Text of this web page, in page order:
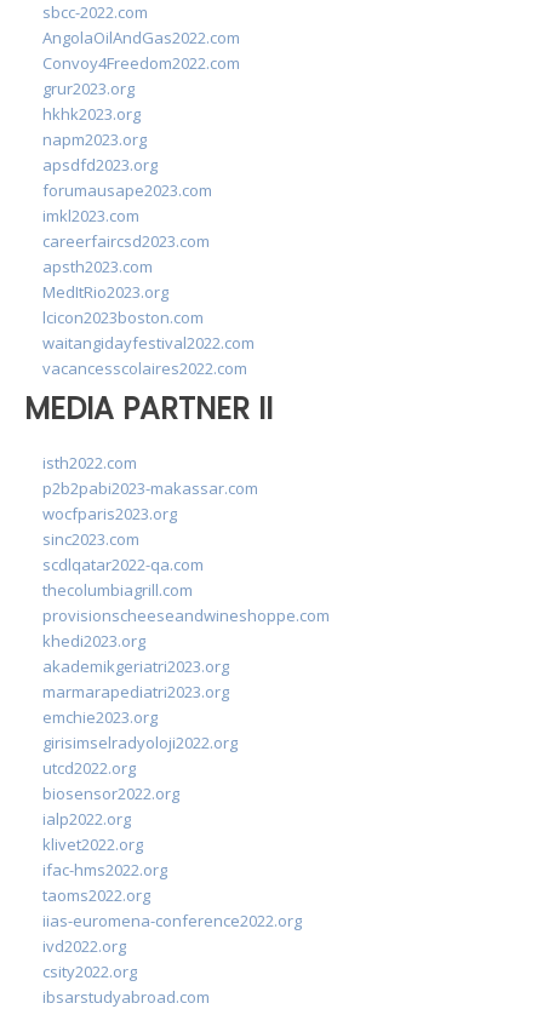
sbcc-2022.com
AngolaOilAndGas2022.com
Convoy4Freedom2022.com
grur2023.org
hkhk2023.org
napm2023.org
apsdfd2023.org
forumausape2023.com
imkl2023.com
careerfaircsd2023.com
apsth2023.com
MedItRio2023.org
lcicon2023boston.com
waitangidayfestival2022.com
vacancesscolaires2022.com
MEDIA PARTNER II
isth2022.com
p2b2pabi2023-makassar.com
wocfparis2023.org
sinc2023.com
scdlqatar2022-qa.com
thecolumbiagrill.com
provisionscheeseandwineshoppe.com
khedi2023.org
akademikgeriatri2023.org
marmarapediatri2023.org
emchie2023.org
girisimselradyoloji2022.org
utcd2022.org
biosensor2022.org
ialp2022.org
klivet2022.org
ifac-hms2022.org
taoms2022.org
iias-euromena-conference2022.org
ivd2022.org
csity2022.org
ibsarstudyabroad.com